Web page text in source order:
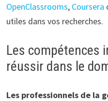
OpenClassrooms, Coursera
utiles dans vos recherches.
Les compétences
réussir dans le
Les professionnels de la